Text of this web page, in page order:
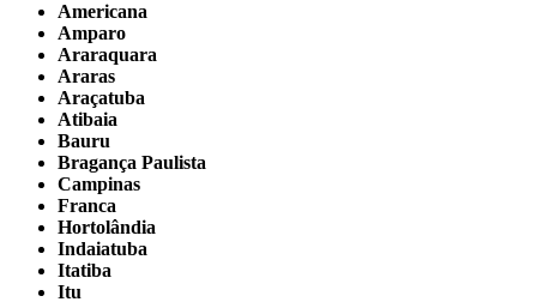
Americana
Amparo
Araraquara
Araras
Araçatuba
Atibaia
Bauru
Bragança Paulista
Campinas
Franca
Hortolândia
Indaiatuba
Itatiba
Itu